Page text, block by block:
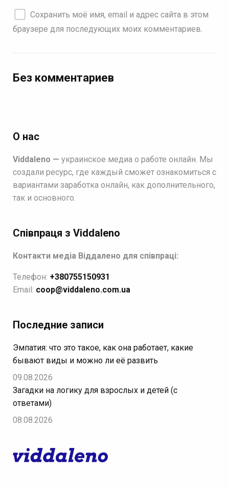
Сохранить моё имя, email и адрес сайта в этом
браузере для последующих моих комментариев.
Без комментариев
О нас
Viddaleno — украинское медиа о работе онлайн. Мы
создали ресурс, где каждый сможет ознакомиться с
вариантами заработка онлайн, как дополнительного,
так и основного.
Співпраця з Viddaleno
Контакти медіа Віддалено для співпраці:
Телефон: +380755150931
Email: coop@viddaleno.com.ua
Последние записи
Эмпатия: что это такое, как она работает, какие
бывают виды и можно ли её развить
09.08.2026
Загадки на логику для взрослых и детей (с
ответами)
08.08.2026